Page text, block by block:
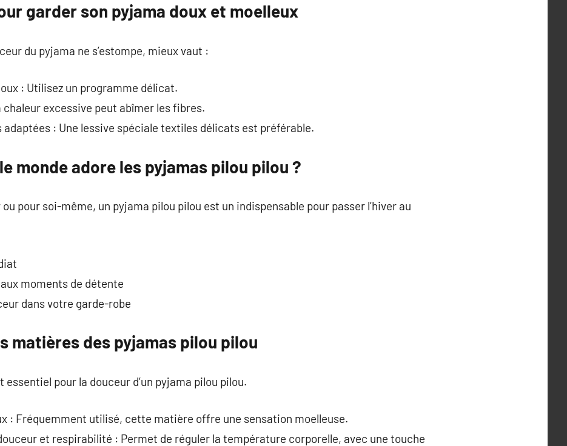
garder son pyjama doux et moelleux
du pyjama ne s’estompe, mieux vaut :
: Utilisez un programme délicat.
chaleur excessive peut abîmer les fibres.
adaptées : Une lessive spéciale textiles délicats est préférable.
monde adore les pyjamas pilou pilou ?
pour soi-même, un pyjama pilou pilou est un indispensable pour passer l’hiver au
moments de détente
dans votre garde-robe
matières des pyjamas pilou pilou
pour la douceur d’un pyjama pilou pilou.
: Fréquemment utilisé, cette matière offre une sensation moelleuse.
et respirabilité : Permet de réguler la température corporelle, avec une touche